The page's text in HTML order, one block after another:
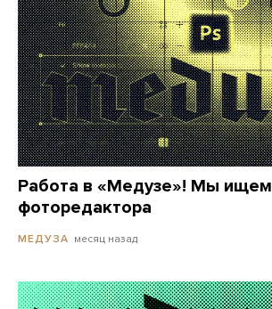
Работа в «Медузе»! Мы ищем
фоторедактора
МЕДУЗА месяц назад